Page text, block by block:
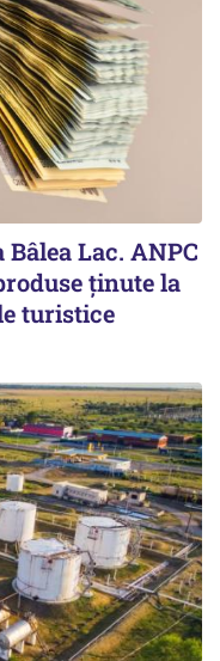
Lac. ANPC
ținute la
turistice